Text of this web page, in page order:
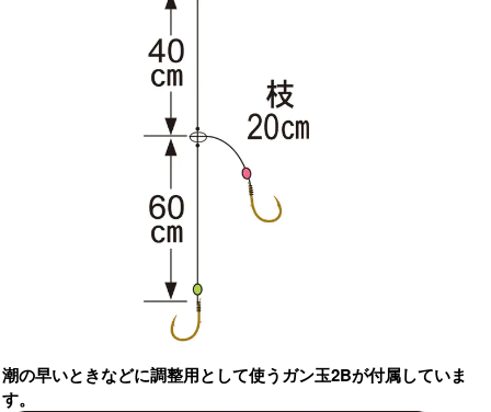
潮の早いときなどに調整用として使うガン玉2Bが付属していま
す。